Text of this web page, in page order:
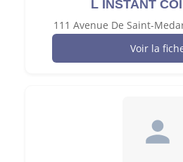
L INSTANT
111 Avenue De Saint-
Voir la